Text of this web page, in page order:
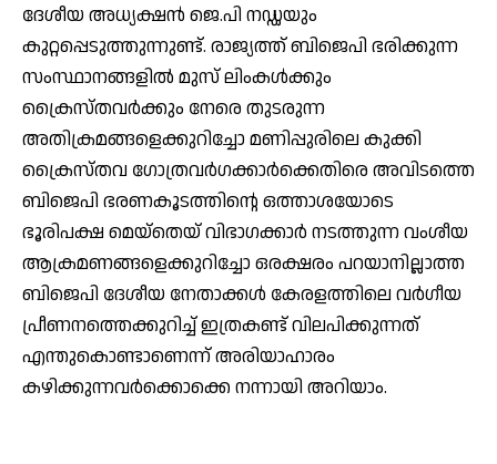
ദേശീയ അധ്യക്ഷന്‍ ജെ.പി നഡ്ഡയും
കുറ്റപ്പെടുത്തുന്നുണ്ട്. രാജ്യത്ത് ബിജെപി ഭരിക്കുന്ന
സംസ്ഥാനങ്ങളില്‍ മുസ് ലിംകള്‍ക്കും
ക്രൈസ്തവര്‍ക്കും നേരെ തുടരുന്ന
അതിക്രമങ്ങളെക്കുറിച്ചോ മണിപ്പുരിലെ കുക്കി
ക്രൈസ്തവ ഗോത്രവര്‍ഗക്കാര്‍ക്കെതിരെ അവിടത്തെ
ബിജെപി ഭരണകൂടത്തിന്റെ ഒത്താശയോടെ
ഭൂരിപക്ഷ മെയ്തെയ് വിഭാഗക്കാര്‍ നടത്തുന്ന വംശീയ
ആക്രമണങ്ങളെക്കുറിച്ചോ ഒരക്ഷരം പറയാനില്ലാത്ത
ബിജെപി ദേശീയ നേതാക്കള്‍ കേരളത്തിലെ വര്‍ഗീയ
പ്രീണനത്തെക്കുറിച്ച് ഇത്രകണ്ട് വിലപിക്കുന്നത്
എന്തുകൊണ്ടാണെന്ന് അരിയാഹാരം
കഴിക്കുന്നവര്‍ക്കൊക്കെ നന്നായി അറിയാം.